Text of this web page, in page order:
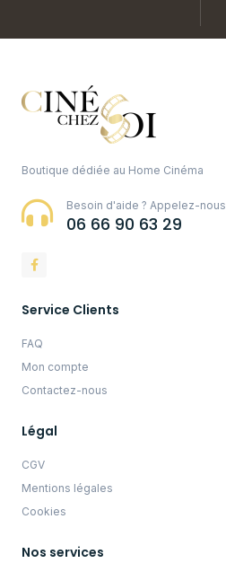
Boutique dédiée au Home Cinéma
Besoin d'aide ? Appelez-nous
06 66 90 63 29
Service Clients
FAQ
Mon compte
Contactez-nous
Légal
CGV
Mentions légales
Cookies
Nos services